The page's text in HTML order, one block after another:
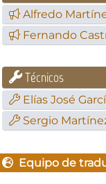
Alfredo
Fernando
Técnicos
Elías José
Sergio
Equipo de